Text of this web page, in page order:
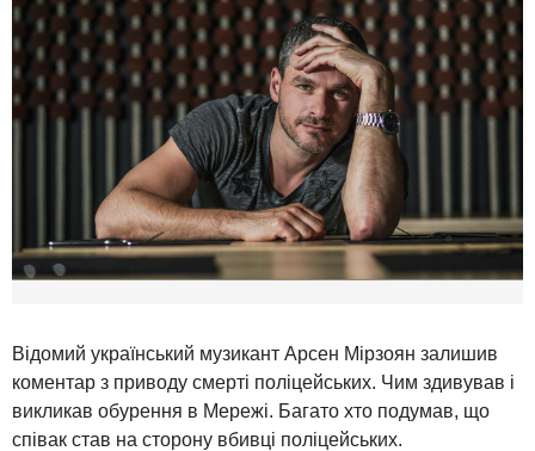
Відомий український музикант Арсен Мірзоян залишив
коментар з приводу смерті поліцейських. Чим здивував і
викликав обурення в Мережі. Багато хто подумав, що
співак став на сторону вбивці поліцейських.